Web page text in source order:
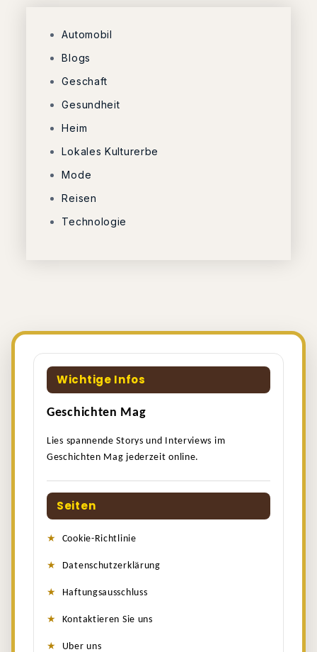
Automobil
Blogs
Geschaft
Gesundheit
Heim
Lokales Kulturerbe
Mode
Reisen
Technologie
Wichtige Infos
Geschichten Mag
Lies spannende Storys und Interviews im
Geschichten Mag jederzeit online.
Seiten
Cookie-Richtlinie
Datenschutzerklärung
Haftungsausschluss
Kontaktieren Sie uns
Uber uns